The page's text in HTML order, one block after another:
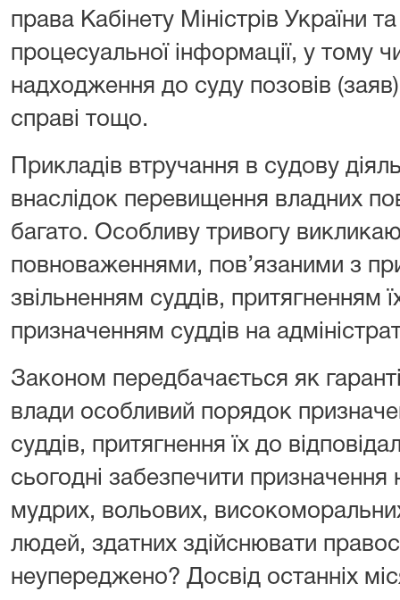
права Кабінету Міністрів України
процесуальної інформації, у тому
надходження до суду позовів
справі тощо.
Прикладів втручання в судову
внаслідок перевищення владних
багато. Особливу тривогу
повноваженнями, пов’язаними з
звільненням суддів, притягненням
призначенням суддів на
Законом передбачається як
влади особливий порядок
суддів, притягнення їх до
сьогодні забезпечити призначення
мудрих, вольових,
людей, здатних здійснювати
неупереджено? Досвід останніх